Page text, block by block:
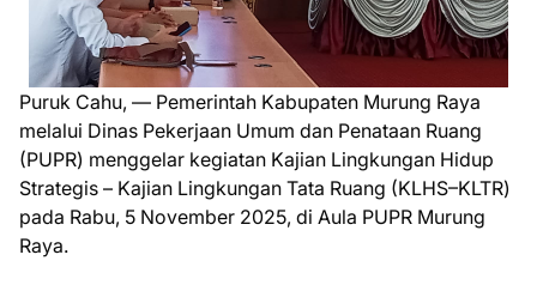
Puruk Cahu, — Pemerintah Kabupaten Murung Raya
melalui Dinas Pekerjaan Umum dan Penataan Ruang
(PUPR) menggelar kegiatan Kajian Lingkungan Hidup
Strategis – Kajian Lingkungan Tata Ruang (KLHS–KLTR)
pada Rabu, 5 November 2025, di Aula PUPR Murung
Raya.